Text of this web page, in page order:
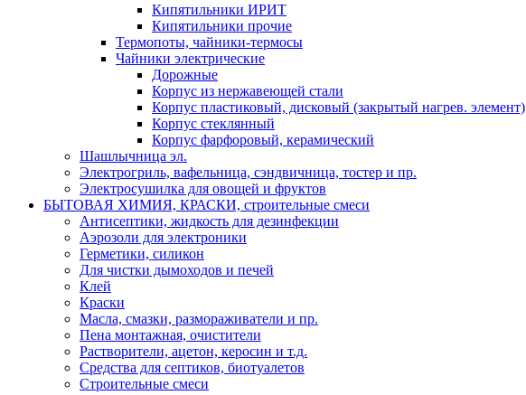
Кипятильники ИРИТ
Кипятильники прочие
Термопоты, чайники-термосы
Чайники электрические
Дорожные
Корпус из нержавеющей стали
Корпус пластиковый, дисковый (закрытый нагрев. элемент)
Корпус стеклянный
Корпус фарфоровый, керамический
Шашлычница эл.
Электрогриль, вафельница, сэндвичница, тостер и пр.
Электросушилка для овощей и фруктов
БЫТОВАЯ ХИМИЯ, КРАСКИ, строительные смеси
Антисептики, жидкость для дезинфекции
Аэрозоли для электроники
Герметики, силикон
Для чистки дымоходов и печей
Клей
Краски
Масла, смазки, размораживатели и пр.
Пена монтажная, очистители
Растворители, ацетон, керосин и т.д.
Средства для септиков, биотуалетов
Строительные смеси